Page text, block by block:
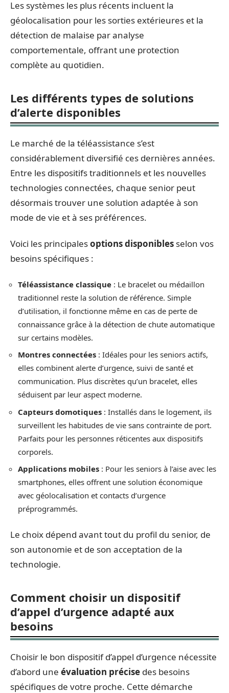
Les systèmes les plus récents incluent la
géolocalisation pour les sorties extérieures et la
détection de malaise par analyse
comportementale, offrant une protection
complète au quotidien.
Les différents types de solutions
d’alerte disponibles
Le marché de la téléassistance s’est
considérablement diversifié ces dernières années.
Entre les dispositifs traditionnels et les nouvelles
technologies connectées, chaque senior peut
désormais trouver une solution adaptée à son
mode de vie et à ses préférences.
Voici les principalesoptions disponibles selon vos
besoins spécifiques :
Téléassistance classique : Le bracelet ou médaillon
traditionnel reste la solution de référence. Simple
d’utilisation, il fonctionne même en cas de perte de
connaissance grâce à la détection de chute automatique
sur certains modèles.
Montres connectées : Idéales pour les seniors actifs,
elles combinent alerte d’urgence, suivi de santé et
communication. Plus discrètes qu’un bracelet, elles
séduisent par leur aspect moderne.
Capteurs domotiques : Installés dans le logement, ils
surveillent les habitudes de vie sans contrainte de port.
Parfaits pour les personnes réticentes aux dispositifs
corporels.
Applications mobiles : Pour les seniors à l’aise avec les
smartphones, elles offrent une solution économique
avec géolocalisation et contacts d’urgence
préprogrammés.
Le choix dépend avant tout du profil du senior, de
son autonomie et de son acceptation de la
technologie.
Comment choisir un dispositif
d’appel d’urgence adapté aux
besoins
Choisir le bon dispositif d’appel d’urgence nécessite
d’abord une évaluation précise des besoins
spécifiques de votre proche. Cette démarche